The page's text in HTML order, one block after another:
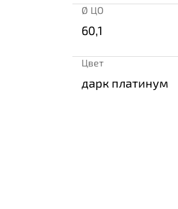
Ø ЦО
60,1
Цвет
дарк платинум